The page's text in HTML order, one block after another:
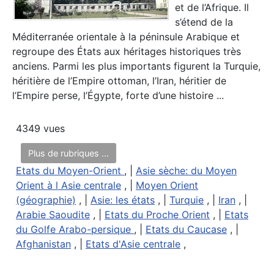
et de l’Afrique. Il
s’étend de la
Méditerranée orientale à la péninsule Arabique et
regroupe des États aux héritages historiques très
anciens. Parmi les plus importants figurent la Turquie,
héritière de l’Empire ottoman, l’Iran, héritier de
l’Empire perse, l’Égypte, forte d’une histoire ...
4349 vues
Plus de rubriques ...
Etats du Moyen-Orient , | Asie sèche: du Moyen
Orient à l Asie centrale , | Moyen Orient
(géographie) , | Asie: les états , | Turquie , | Iran , |
Arabie Saoudite , | Etats du Proche Orient , | Etats
du Golfe Arabo-persique , | Etats du Caucase , |
Afghanistan , | Etats d'Asie centrale ,